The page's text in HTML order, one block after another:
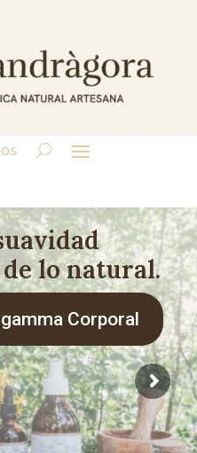
lo natural.
Corporal